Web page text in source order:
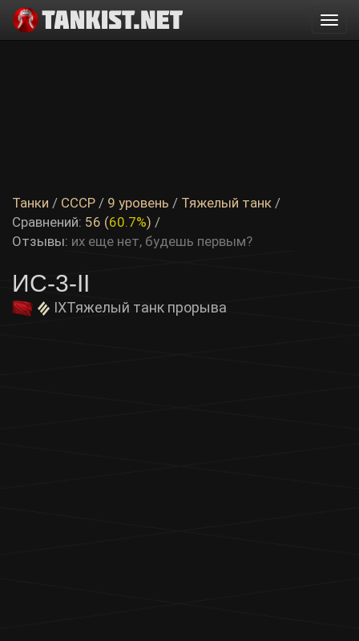
Танки / СССР / 9 уровень / Тяжелый танк /
Сравнений: 56 (60.7%) /
Отзывы: их еще нет, будешь первым?
ИС-3-II
IXТяжелый танк прорыва